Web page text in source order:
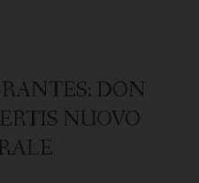
DON
NUOVO